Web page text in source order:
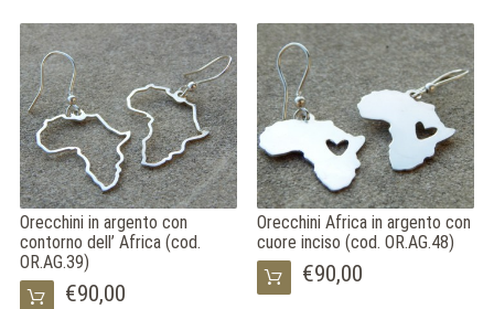
Orecchini in argento con
contorno dell’ Africa (cod.
OR.AG.39)
€90,00
Orecchini Africa in argento con
cuore inciso (cod. OR.AG.48)
€90,00